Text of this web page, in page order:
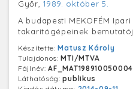
Győr,1989. október 5.
A budapesti MEKOFÉM
takarítógépeinek
Készítette:Matusz Károly
Tulajdonos:MTI/MTVA
Fájlnév:AF_MAT198910050004
Láthatóság:publikus